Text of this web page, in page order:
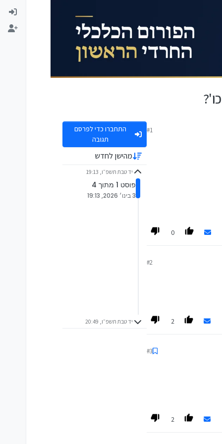
#1
0
#2
2
#3
2
התחברו כדי לפרסם
תגובה
מהישן לחדש
יד טבת תשפ״ו, 19:13
פוסט 1 מתוך 4
3 בינו׳ 2026, 19:13
יד טבת תשפ״ו, 20:49